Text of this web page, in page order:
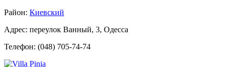
Район: Киевский
Адрес: переулок Ванный, 3, Одесса
Телефон: (048) 705-74-74